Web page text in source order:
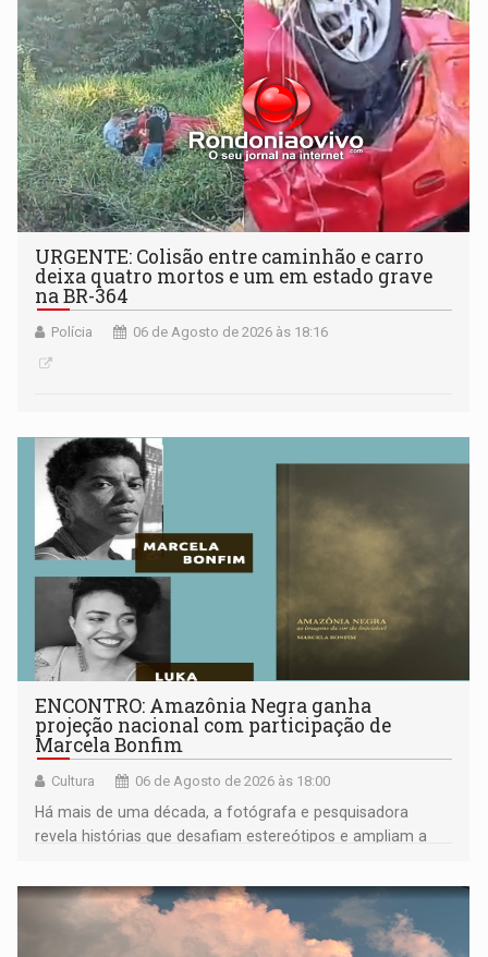
URGENTE: Colisão entre caminhão e carro
deixa quatro mortos e um em estado grave
na BR-364
Polícia 06 de Agosto de 2026 às 18:16
ENCONTRO: Amazônia Negra ganha
projeção nacional com participação de
Marcela Bonfim
Cultura 06 de Agosto de 2026 às 18:00
Há mais de uma década, a fotógrafa e pesquisadora
revela histórias que desafiam estereótipos e ampliam a
negras